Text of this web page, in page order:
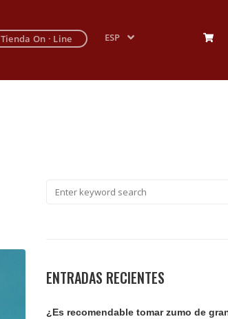
Tienda On · Line ESP
ENTRADAS RECIENTES
¿Es recomendable tomar zumo de